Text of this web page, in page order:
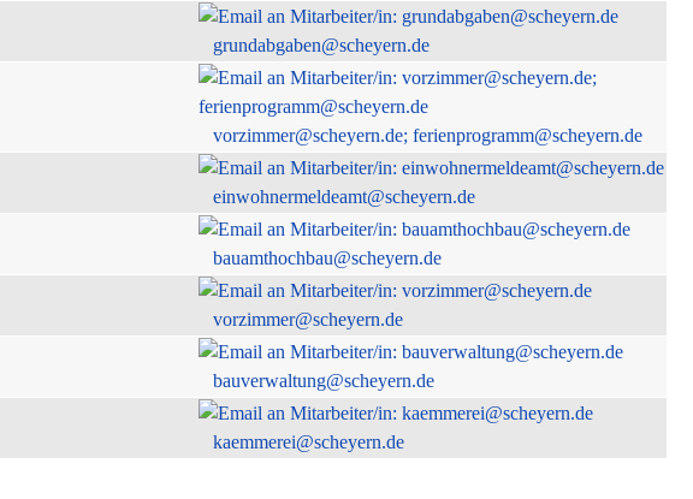
grundabgaben@scheyern.de
vorzimmer@scheyern.de; ferienprogramm@scheyern.de
einwohnermeldeamt@scheyern.de
bauamthochbau@scheyern.de
vorzimmer@scheyern.de
bauverwaltung@scheyern.de
kaemmerei@scheyern.de